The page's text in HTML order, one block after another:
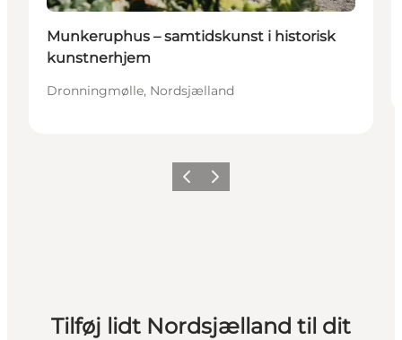
Munkeruphus – samtidskunst i historisk
kunstnerhjem
Dronningmølle, Nordsjælland
ForrigeNæste
Tilføj lidt Nordsjælland til dit